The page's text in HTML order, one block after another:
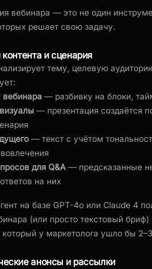
вебинара — это не один
решает свою задачу.
контента и сценария
тему, целевую
вебинара — разбивку на блоки,
— презентация создаётся
— текст с учётом
для Q&A — предсказанные
на них
на базе GPT-4o или Claude 4
(или просто текстовый
который у маркетолога ушло бы
анонсы и рассылки